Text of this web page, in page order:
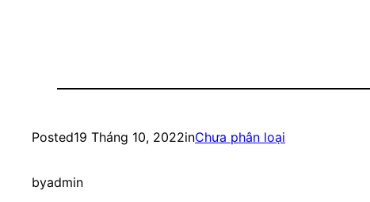
Posted19 Tháng 10, 2022inChưa phân loại
byadmin